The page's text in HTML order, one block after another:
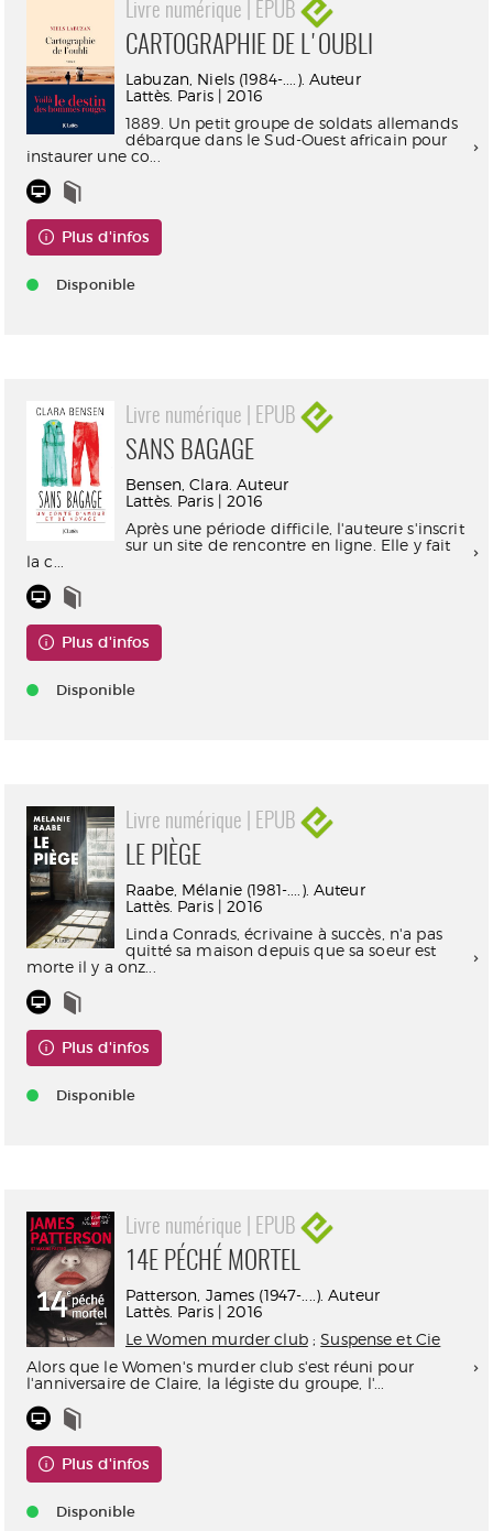
Livre numérique | EPUB
CARTOGRAPHIE DE L'OUBLI
Labuzan, Niels (1984-....). Auteur
Lattès. Paris | 2016
1889. Un petit groupe de soldats allemands
débarque dans le Sud-Ouest africain pour
instaurer une co...
Plus d'infos
Disponible
Livre numérique | EPUB
SANS BAGAGE
Bensen, Clara. Auteur
Lattès. Paris | 2016
Après une période difficile, l'auteure s'inscrit
sur un site de rencontre en ligne. Elle y fait
la c...
Plus d'infos
Disponible
Livre numérique | EPUB
LE PIÈGE
Raabe, Mélanie (1981-....). Auteur
Lattès. Paris | 2016
Linda Conrads, écrivaine à succès, n'a pas
quitté sa maison depuis que sa soeur est
morte il y a onz...
Plus d'infos
Disponible
Livre numérique | EPUB
14E PÉCHÉ MORTEL
Patterson, James (1947-....). Auteur
Lattès. Paris | 2016
Le Women murder club;Suspense et Cie
Alors que le Women's murder club s'est réuni pour
l'anniversaire de Claire, la légiste du groupe, l'...
Plus d'infos
Disponible